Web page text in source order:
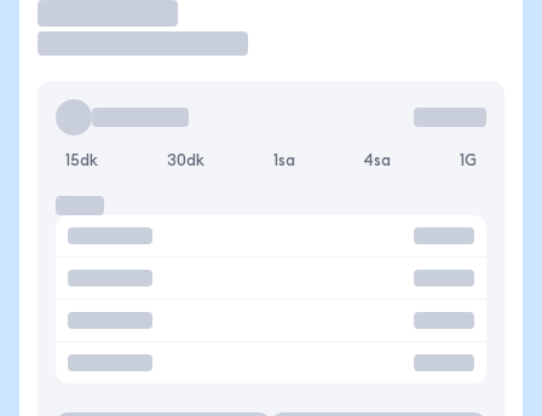
15dk 30dk 1sa 4sa 1G